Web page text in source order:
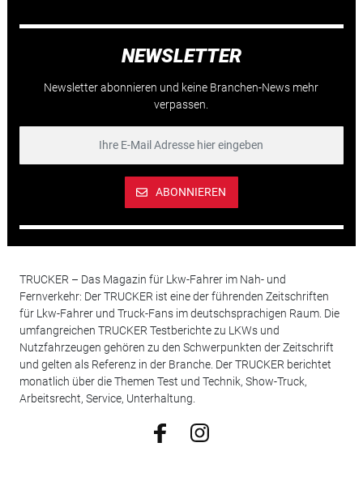
NEWSLETTER
Newsletter abonnieren und keine Branchen-News mehr
verpassen.
ABONNIEREN
TRUCKER – Das Magazin für Lkw-Fahrer im Nah- und
Fernverkehr: Der TRUCKER ist eine der führenden Zeitschriften
für Lkw-Fahrer und Truck-Fans im deutschsprachigen Raum. Die
umfangreichen TRUCKER Testberichte zu LKWs und
Nutzfahrzeugen gehören zu den Schwerpunkten der Zeitschrift
und gelten als Referenz in der Branche. Der TRUCKER berichtet
monatlich über die Themen Test und Technik, Show-Truck,
Arbeitsrecht, Service, Unterhaltung.